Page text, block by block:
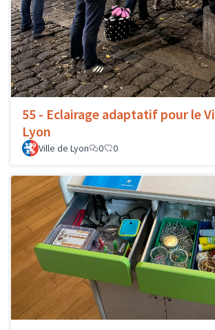
55 - Eclairage adaptatif pour le
Lyon
Ville de Lyon 0 0